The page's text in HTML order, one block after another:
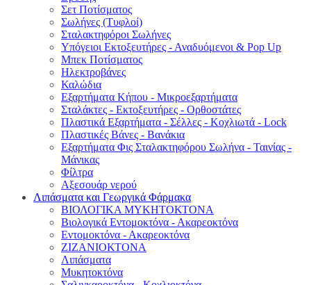
Σετ Ποτίσματος
Σωλήνες (Τυφλοί)
Σταλακτηφόροι Σωλήνες
Υπόγειοι Εκτοξευτήρες - Αναδυόμενοι & Pop Up
Μπεκ Ποτίσματος
Ηλεκτροβάνες
Καλώδια
Εξαρτήματα Κήπου - Μικροεξαρτήματα
Σταλάκτες - Εκτοξευτήρες - Ορθοστάτες
Πλαστικά Εξαρτήματα - Σέλλες - Κοχλιωτά - Lock
Πλαστικές Βάνες - Βανάκια
Εξαρτήματα Φις Σταλακτηφόρου Σωλήνα - Ταινίας -
Μάνικας
Φίλτρα
Αξεσουάρ νερού
Λιπάσματα και Γεωργικά Φάρμακα
ΒΙΟΛΟΓΙΚΑ ΜΥΚΗΤΟΚΤΟΝΑ
Βιολογικά Εντομοκτόνα - Ακαρεοκτόνα
Εντομοκτόνα - Ακαρεοκτόνα
ΖΙΖΑΝΙΟΚΤΟΝΑ
Λιπάσματα
Μυκητοκτόνα